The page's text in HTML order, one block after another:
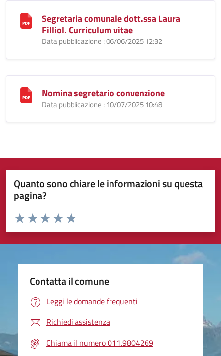
Segretaria comunale dott.ssa Laura
Filliol. Curriculum vitae
Data pubblicazione : 06/06/2025 12:32
Nomina segretario convenzione
Data pubblicazione : 10/07/2025 10:48
Quanto sono chiare le informazioni su questa
pagina?
Valuta da 1 a 5 stelle la pagina
Valuta 5 stelle su 5
Valuta 4 stelle su 5
Valuta 3 stelle su 5
Valuta 2 stelle su 5
Valuta 1 stelle su 5
Contatta il comune
Leggi le domande frequenti
Richiedi assistenza
Chiama il numero 011.9804269